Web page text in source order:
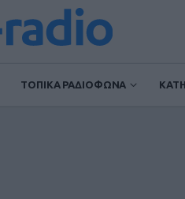
ΤΟΠΙΚΑ ΡΑΔΙΟΦΩΝΑ